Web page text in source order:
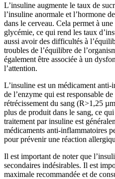
L’insuline augmente le taux de
l’insuline anormale et l’hormone
dans le cerveau. Cela permet à
glycémie, ce qui rend les taux
aussi avoir des difficultés à
troubles de l’équilibre de
également être associée à un
l’attention.
L’insuline est un médicament
de l’enzyme qui est responsable
rétrécissement du sang (R>1,25
plus de produit dans le sang, ce
traitement par insuline est
médicaments anti-inflammatoires
pour prévenir une réaction
Il est important de noter que
secondaires indésirables. Il est
maximale recommandée et de